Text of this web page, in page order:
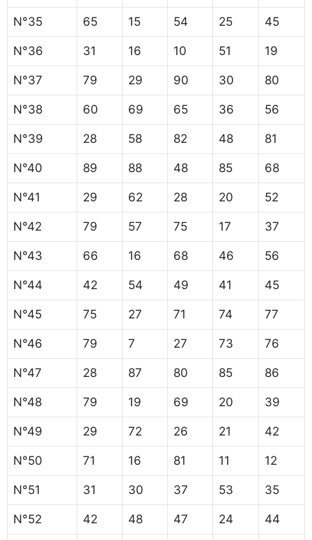
N°35 65 15 54 25 45
N°36 31 16 10 51 19
N°37 79 29 90 30 80
N°38 60 69 65 36 56
N°39 28 58 82 48 81
N°40 89 88 48 85 68
N°41 29 62 28 20 52
N°42 79 57 75 17 37
N°43 66 16 68 46 56
N°44 42 54 49 41 45
N°45 75 27 71 74 77
N°46 79 7 27 73 76
N°47 28 87 80 85 86
N°48 79 19 69 20 39
N°49 29 72 26 21 42
N°50 71 16 81 11 12
N°51 31 30 37 53 35
N°52 42 48 47 24 44